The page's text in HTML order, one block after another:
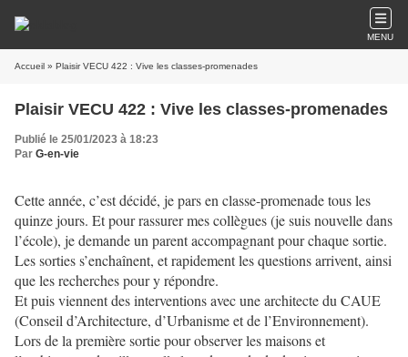
MENU
Accueil » Plaisir VECU 422 : Vive les classes-promenades
Plaisir VECU 422 : Vive les classes-promenades
Publié le 25/01/2023 à 18:23
Par G-en-vie
Cette année, c’est décidé, je pars en classe-promenade tous les
quinze jours. Et pour rassurer mes collègues (je suis nouvelle dans
l’école), je demande un parent accompagnant pour chaque sortie.
Les sorties s’enchaînent, et rapidement les questions arrivent, ainsi
que les recherches pour y répondre.
Et puis viennent des interventions avec une architecte du CAUE
(Conseil d’Architecture, d’Urbanisme et de l’Environnement).
Lors de la première sortie pour observer les maisons et